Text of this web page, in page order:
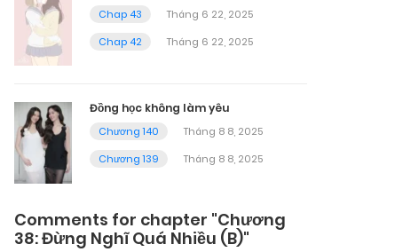
Chap 43
Tháng 6 22, 2025
Chap 42
Tháng 6 22, 2025
Đồng học không làm yêu
Chương 140
Tháng 8 8, 2025
Chương 139
Tháng 8 8, 2025
Comments for chapter "Chương
38: Đừng Nghĩ Quá Nhiều (B)"